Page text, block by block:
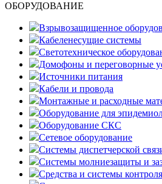
OБОРУДОВАНИЕ
Взрывозащищенное
Кабеленесущие системы
Светотехническое
Домофоны и переговорные
Источники питания
Кабели и провода
Монтажные и расходные
Оборудование для
Оборудование СКС
Сетевое оборудование
Системы диспетчерской
Системы молниезащиты и
Средства и системы